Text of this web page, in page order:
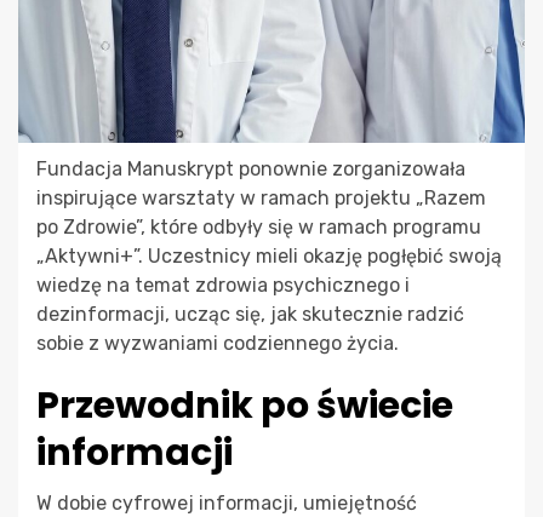
Fundacja Manuskrypt ponownie zorganizowała
inspirujące warsztaty w ramach projektu „Razem
po Zdrowie”, które odbyły się w ramach programu
„Aktywni+”. Uczestnicy mieli okazję pogłębić swoją
wiedzę na temat zdrowia psychicznego i
dezinformacji, ucząc się, jak skutecznie radzić
sobie z wyzwaniami codziennego życia.
Przewodnik po świecie
informacji
W dobie cyfrowej informacji, umiejętność